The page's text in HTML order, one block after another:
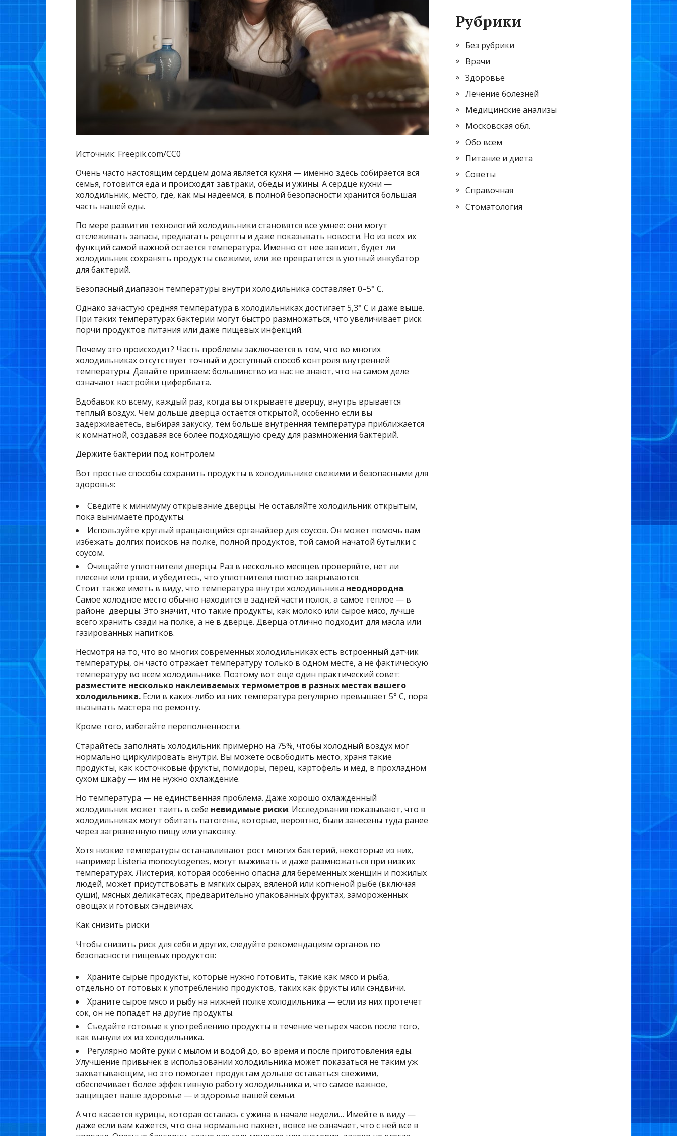
Источник: Freepik.com/CC0
Очень часто настоящим сердцем дома является кухня — именно здесь собирается вся
семья, готовится еда и происходят завтраки, обеды и ужины. А сердце кухни —
холодильник, место, где, как мы надеемся, в полной безопасности хранится большая
часть нашей еды.
По мере развития технологий холодильники становятся все умнее: они могут
отслеживать запасы, предлагать рецепты и даже показывать новости. Но из всех их
функций самой важной остается температура. Именно от нее зависит, будет ли
холодильник сохранять продукты свежими, или же превратится в уютный инкубатор
для бактерий.
Безопасный диапазон температуры внутри холодильника составляет 0–5° C.
Однако зачастую средняя температура в холодильниках достигает 5,3° C и даже выше.
При таких температурах бактерии могут быстро размножаться, что увеличивает риск
порчи продуктов питания или даже пищевых инфекций.
Почему это происходит? Часть проблемы заключается в том, что во многих
холодильниках отсутствует точный и доступный способ контроля внутренней
температуры. Давайте признаем: большинство из нас не знают, что на самом деле
означают настройки циферблата.
Вдобавок ко всему, каждый раз, когда вы открываете дверцу, внутрь врывается
теплый воздух. Чем дольше дверца остается открытой, особенно если вы
задерживаетесь, выбирая закуску, тем больше внутренняя температура приближается
к комнатной, создавая все более подходящую среду для размножения бактерий.
Держите бактерии под контролем
Вот простые способы сохранить продукты в холодильнике свежими и безопасными для
здоровья:
Сведите к минимуму открывание дверцы. Не оставляйте холодильник открытым,
пока вынимаете продукты.
Используйте круглый вращающийся органайзер для соусов. Он может помочь вам
избежать долгих поисков на полке, полной продуктов, той самой начатой бутылки с
соусом.
Очищайте уплотнители дверцы. Раз в несколько месяцев проверяйте, нет ли
плесени или грязи, и убедитесь, что уплотнители плотно закрываются.
Стоит также иметь в виду, что температура внутри холодильника неоднородна.
Самое холодное место обычно находится в задней части полок, а самое теплое — в
районе дверцы. Это значит, что такие продукты, как молоко или сырое мясо, лучше
всего хранить сзади на полке, а не в дверце. Дверца отлично подходит для масла или
газированных напитков.
Несмотря на то, что во многих современных холодильниках есть встроенный датчик
температуры, он часто отражает температуру только в одном месте, а не фактическую
температуру во всем холодильнике. Поэтому вот еще один практический совет:
разместите несколько наклеиваемых термометров в разных местах вашего
холодильника. Если в каких-либо из них температура регулярно превышает 5° C, пора
вызывать мастера по ремонту.
Кроме того, избегайте переполненности.
Старайтесь заполнять холодильник примерно на 75%, чтобы холодный воздух мог
нормально циркулировать внутри. Вы можете освободить место, храня такие
продукты, как косточковые фрукты, помидоры, перец, картофель и мед, в прохладном
сухом шкафу — им не нужно охлаждение.
Но температура — не единственная проблема. Даже хорошо охлажденный
холодильник может таить в себе невидимые риски. Исследования показывают, что в
холодильниках могут обитать патогены, которые, вероятно, были занесены туда ранее
через загрязненную пищу или упаковку.
Хотя низкие температуры останавливают рост многих бактерий, некоторые из них,
например Listeria monocytogenes, могут выживать и даже размножаться при низких
температурах. Листерия, которая особенно опасна для беременных женщин и пожилых
людей, может присутствовать в мягких сырах, вяленой или копченой рыбе (включая
суши), мясных деликатесах, предварительно упакованных фруктах, замороженных
овощах и готовых сэндвичах.
Как снизить риски
Чтобы снизить риск для себя и других, следуйте рекомендациям органов по
безопасности пищевых продуктов:
Храните сырые продукты, которые нужно готовить, такие как мясо и рыба,
отдельно от готовых к употреблению продуктов, таких как фрукты или сэндвичи.
Храните сырое мясо и рыбу на нижней полке холодильника — если из них протечет
сок, он не попадет на другие продукты.
Съедайте готовые к употреблению продукты в течение четырех часов после того,
как вынули их из холодильника.
Регулярно мойте руки с мылом и водой до, во время и после приготовления еды.
Улучшение привычек в использовании холодильника может показаться не таким уж
захватывающим, но это помогает продуктам дольше оставаться свежими,
обеспечивает более эффективную работу холодильника и, что самое важное,
защищает ваше здоровье — и здоровье вашей семьи.
А что касается курицы, которая осталась с ужина в начале недели… Имейте в виду —
даже если вам кажется, что она нормально пахнет, вовсе не означает, что с ней все в
Рубрики
Без рубрики
Врачи
Здоровье
Лечение болезней
Медицинские анализы
Московская обл.
Обо всем
Питание и диета
Советы
Справочная
Стоматология